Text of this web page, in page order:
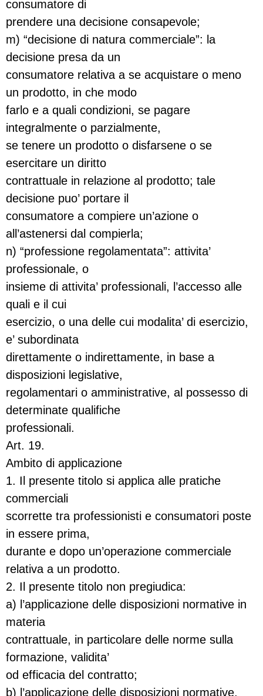
consumatore di
prendere una decisione consapevole;
m) “decisione di natura commerciale”: la
decisione presa da un
consumatore relativa a se acquistare o meno
un prodotto, in che modo
farlo e a quali condizioni, se pagare
integralmente o parzialmente,
se tenere un prodotto o disfarsene o se
esercitare un diritto
contrattuale in relazione al prodotto; tale
decisione puo’ portare il
consumatore a compiere un’azione o
all’astenersi dal compierla;
n) “professione regolamentata”: attivita’
professionale, o
insieme di attivita’ professionali, l’accesso alle
quali e il cui
esercizio, o una delle cui modalita’ di esercizio,
e’ subordinata
direttamente o indirettamente, in base a
disposizioni legislative,
regolamentari o amministrative, al possesso di
determinate qualifiche
professionali.
Art. 19.
Ambito di applicazione
1. Il presente titolo si applica alle pratiche
commerciali
scorrette tra professionisti e consumatori poste
in essere prima,
durante e dopo un’operazione commerciale
relativa a un prodotto.
2. Il presente titolo non pregiudica:
a) l’applicazione delle disposizioni normative in
materia
contrattuale, in particolare delle norme sulla
formazione, validita’
od efficacia del contratto;
b) l’applicazione delle disposizioni normative,